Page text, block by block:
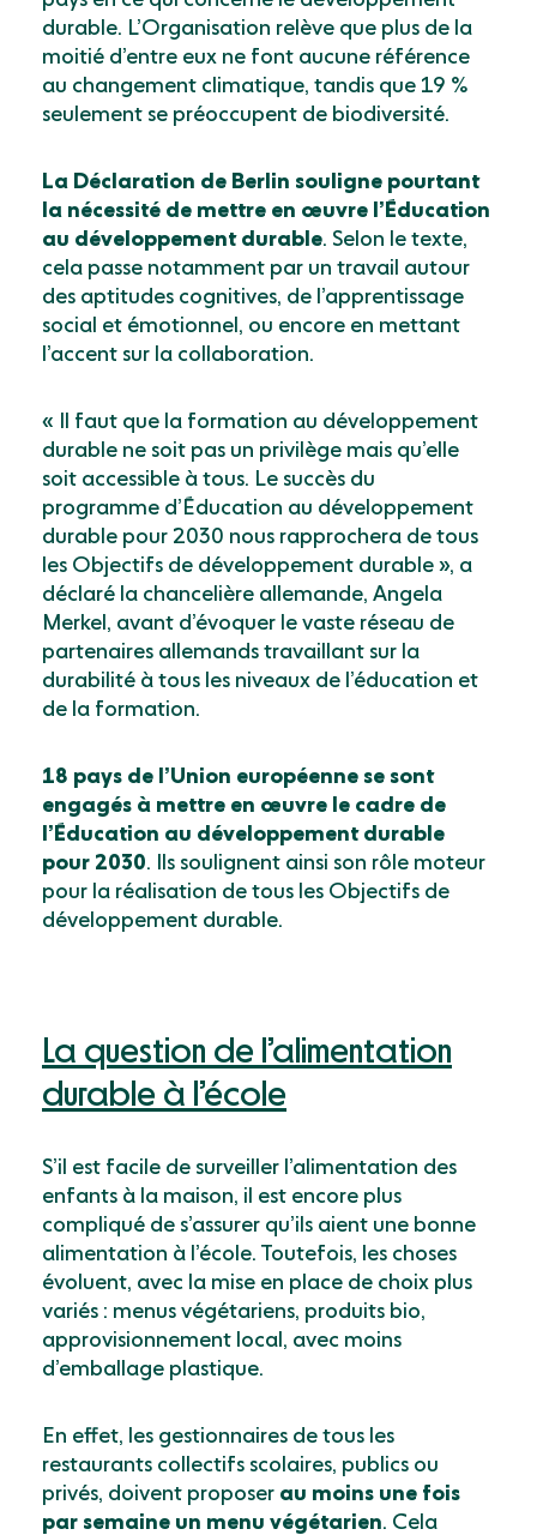
durable. L’Organisation relève que plus de la
moitié d’entre eux ne font aucune référence
au changement climatique, tandis que 19 %
seulement se préoccupent de biodiversité.
La Déclaration de Berlin souligne pourtant
la nécessité de mettre en œuvre l’Éducation
au développement durable. Selon le texte,
cela passe notamment par un travail autour
des aptitudes cognitives, de l’apprentissage
social et émotionnel, ou encore en mettant
l’accent sur la collaboration.
« Il faut que la formation au développement
durable ne soit pas un privilège mais qu’elle
soit accessible à tous. Le succès du
programme d’Éducation au développement
durable pour 2030 nous rapprochera de tous
les Objectifs de développement durable », a
déclaré la chancelière allemande, Angela
Merkel, avant d’évoquer le vaste réseau de
partenaires allemands travaillant sur la
durabilité à tous les niveaux de l’éducation et
de la formation.
18 pays de l’Union européenne se sont
engagés à mettre en œuvre le cadre de
l’Éducation au développement durable
pour 2030. Ils soulignent ainsi son rôle moteur
pour la réalisation de tous les Objectifs de
développement durable.
La question de l’alimentation
durable à l’école
S’il est facile de surveiller l’alimentation des
enfants à la maison, il est encore plus
compliqué de s’assurer qu’ils aient une bonne
alimentation à l’école. Toutefois, les choses
évoluent, avec la mise en place de choix plus
variés : menus végétariens, produits bio,
approvisionnement local, avec moins
d’emballage plastique.
En effet, les gestionnaires de tous les
restaurants collectifs scolaires, publics ou
privés, doivent proposer au moins une fois
par semaine un menu végétarien. Cela